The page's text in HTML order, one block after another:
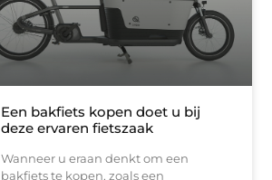
Een bakfiets kopen doet u bij
deze ervaren fietszaak
Wanneer u eraan denkt om een
bakfiets te kopen, zoals een